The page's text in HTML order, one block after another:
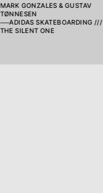
MARK GONZALES & GUSTAV
TØNNESEN
──ADIDAS SKATEBOARDING ///
THE SILENT ONE